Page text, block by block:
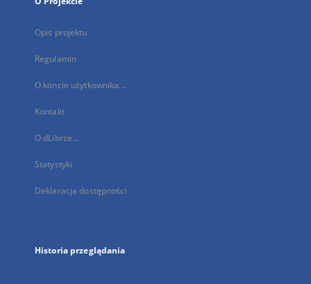
Opis projektu
Regulamin
O koncie użytkownika...
Kontakt
O dLibrze...
Statystyki
Deklaracja dostępności
Historia przeglądania